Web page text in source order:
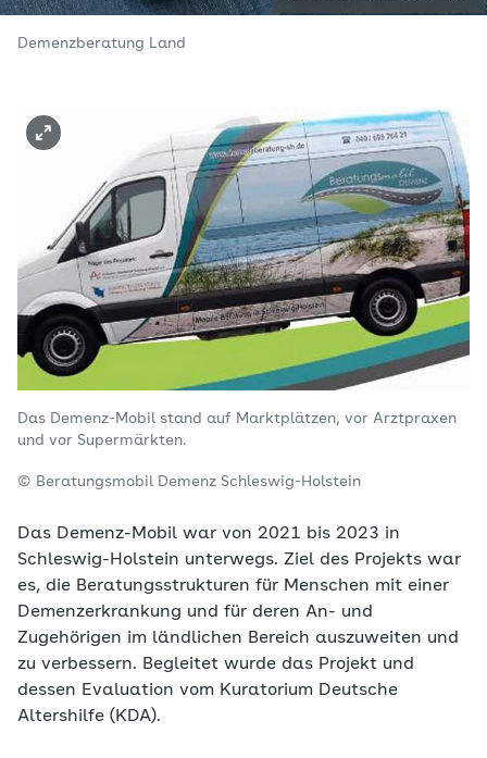
Demenzberatung Land
Das Demenz-Mobil stand auf Marktplätzen, vor Arztpraxen
und vor Supermärkten.
© Beratungsmobil Demenz Schleswig-Holstein
Das Demenz-Mobil war von 2021 bis 2023 in
Schleswig-Holstein unterwegs. Ziel des Projekts war
es, die Beratungsstrukturen für Menschen mit einer
Demenzerkrankung und für deren An- und
Zugehörigen im ländlichen Bereich auszuweiten und
zu verbessern. Begleitet wurde das Projekt und
dessen Evaluation vom Kuratorium Deutsche
Altershilfe (KDA).